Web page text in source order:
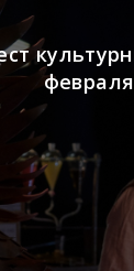
февраля